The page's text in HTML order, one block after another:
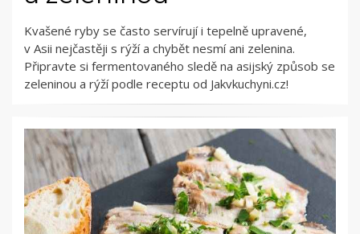
Kvašené ryby se často servírují i tepelně upravené,
v Asii nejčastěji s rýží a chybět nesmí ani zelenina.
Připravte si fermentovaného sledě na asijský způsob se
zeleninou a rýží podle receptu od Jakvkuchyni.cz!